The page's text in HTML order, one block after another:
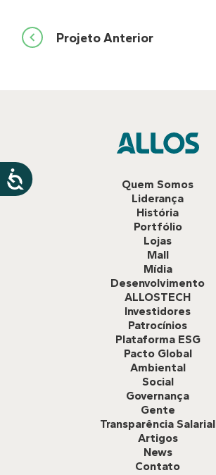
Navegação
Projeto Anterior
Quem Somos
Liderança
História
Portfólio
Lojas
Mall
Mídia
Desenvolvimento
ALLOSTECH
Investidores
Patrocínios
Plataforma ESG
Pacto Global
Ambiental
Social
Governança
Gente
Transparência Salarial
Artigos
News
Contato